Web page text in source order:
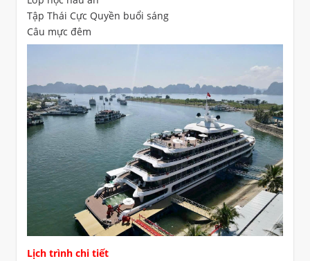
Tập Thái Cực Quyền buổi sáng
Câu mực đêm
Lịch trình chi tiết